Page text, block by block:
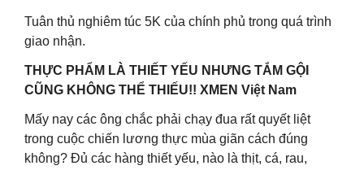
Tuân thủ nghiêm túc 5K của chính phủ trong quá trình
giao nhận.
THỰC PHẨM LÀ THIẾT YẾU NHƯNG TẮM GỘI
CŨNG KHÔNG THỂ THIẾU!! XMEN Việt Nam
Mấy nay các ông chắc phải chạy đua rất quyết liệt
trong cuộc chiến lương thực mùa giãn cách đúng
không? Đủ các hàng thiết yếu, nào là thịt, cá, rau,